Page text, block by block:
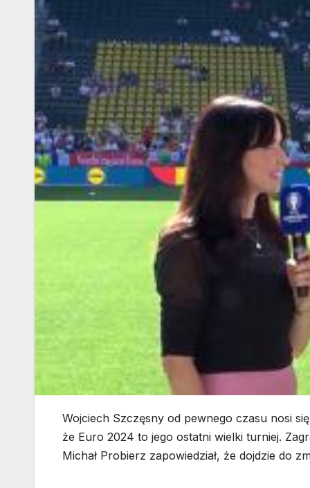
Wojciech Szczęsny od pewnego czasu nosi
że Euro 2024 to jego ostatni wielki turniej.
Michał Probierz zapowiedział, że dojdzie do